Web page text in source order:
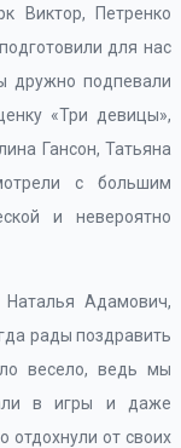
Виктор, Петренко
для нас
дружно подпевали
«Три девицы»,
Гансон, Татьяна
с большим
и невероятно
Адамович,
рады поздравить
весело, ведь мы
в игры и даже
отдохнули от своих